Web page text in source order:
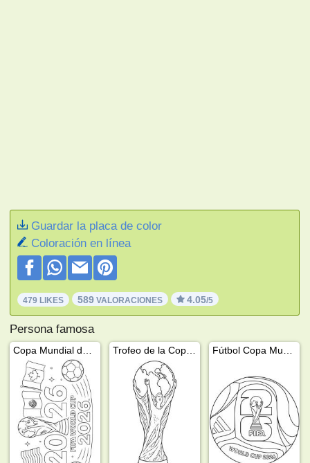
Guardar la placa de color
Coloración en línea
479 LIKES 589 VALORACIONES 4.05/5
Persona famosa